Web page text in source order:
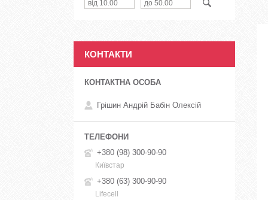
КОНТАКТИ
Грішин Андрій Бабін Олексій
+380 (98) 300-90-90
Київстар
+380 (63) 300-90-90
Lifecell